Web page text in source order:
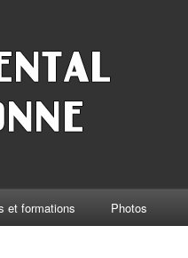
et formations Photos